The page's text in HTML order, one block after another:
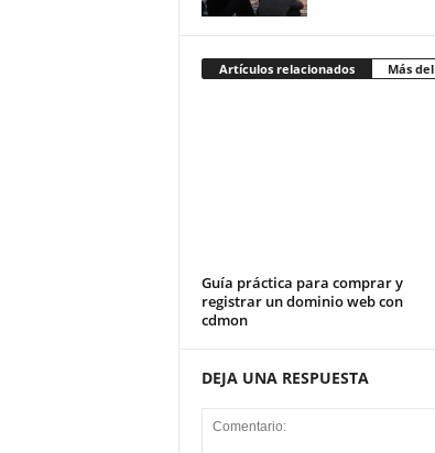
Artículos relacionados Más
Guía práctica para comprar y
registrar un dominio web con
cdmon
DEJA UNA RESPUESTA